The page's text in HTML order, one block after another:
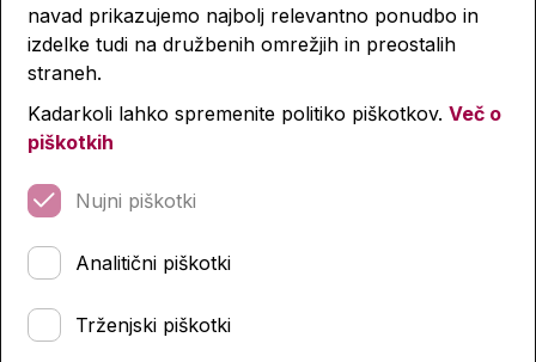
listni, brezčrtni, My Best
Friends, različni motivi
navad prikazujemo najbolj relevantno ponudbo in
izdelke tudi na družbenih omrežjih in preostalih
straneh.
Kadarkoli lahko spremenite politiko piškotkov. Več o
piškotkih
Nujni piškotki
Analitični piškotki
Trženjski piškotki